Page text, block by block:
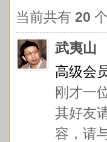
当前共有 20
武夷山
高级会
刚才一
其好友
容，请